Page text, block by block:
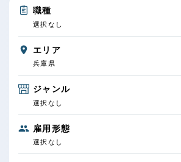
職種
選択なし
エリア
兵庫県
ジャンル
選択なし
雇用形態
選択なし